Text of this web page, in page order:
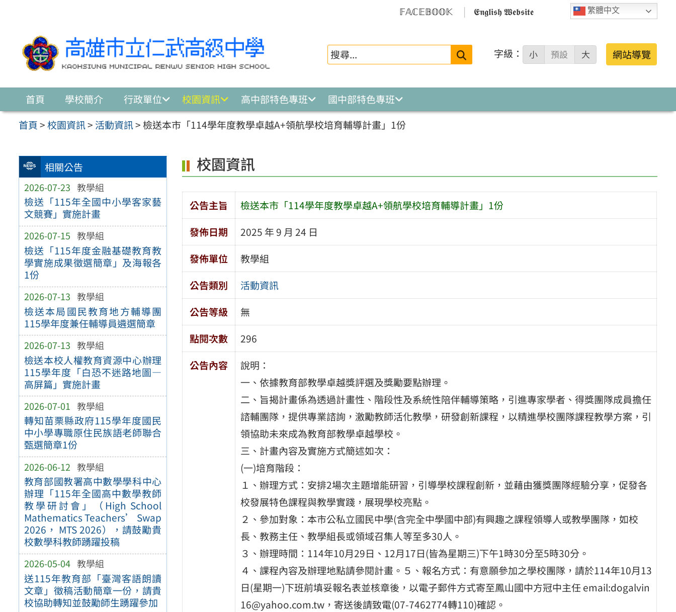
繁體中文
𝔽𝔸ℂ𝔼𝔹𝕆𝕆𝕂 𝕰𝖓𝖌𝖑𝖎𝖘𝖍 𝖂𝖊𝖇𝖘𝖎𝖙𝖊
搜
字級： 小 預設 大 網站導覽
首頁 學校簡介 行政單位 校園資訊 高中部特色專班
國中部特色專班
首頁>校園資訊> 活動資訊> 檢送本市「114學年度教學卓越A+領航學校培育輔導計畫」1份
相關公告
2026-07-23 教學組
檢送「115年全國中小學客家藝
文競賽」實施計畫
2026-07-15 教學組
檢送「115年度金融基礎教育教
學實施成果徵選簡章」及海報各
1份
2026-07-13 教學組
檢送本局國民教育地方輔導團
115學年度兼任輔導員遴選簡章
2026-07-13 教學組
檢送本校人權教育資源中心辦理
115學年度「白恐不迷路地圖—
高屏篇」實施計畫
2026-07-01 教學組
轉知苗栗縣政府115學年度國民
中小學專職原住民族語老師聯合
甄選簡章1份
2026-06-12 教學組
教育部國教署高中數學學科中心
辦理「115年全國高中數學教師
教學研討會」（High School
Mathematics Teachers’ Swap
2026， MTS 2026），請鼓勵貴
校數學科教師踴躍投稿
2026-05-04 教學組
送115年教育部「臺灣客語朗讀
文章」徵稿活動簡章一份，請貴
校協助轉知並鼓勵師生踴躍參加
校園資訊
公告主旨
檢送本市「114學年度教學卓越A+領航學校培育輔導計畫」1份
發佈日期
2025 年 9 月 24 日
發佈單位
教學組
公告類別
活動資訊
公告等級
無
點閱次數
296
公告內容
說明：
一、依據教育部教學卓越獎評選及獎勵要點辦理。
二、旨揭計畫係為透過計畫性、階段性及系統性陪伴輔導策略，引進專家學者、得獎團隊成員擔任
諮輔團隊，提供專業諮詢，激勵教師活化教學，研發創新課程，以精進學校團隊課程教學方案，引
領協助未來成為教育部教學卓越學校。
三、計畫內容及實施方式簡述如次：
(一)培育階段：
１、辦理方式：安排2場次主題增能研習，引導學校課程創新，並藉由獲獎團隊經驗分享，促發各
校發展特色課程與教學實踐，展現學校亮點。
２、參加對象：本市公私立國民中學(含完全中學國中部)有興趣之課程領導人或教學團隊，如校
長、教務主任、教學組長或領域召集人等至多30人。
３、辦理時間：114年10月29日、12月17日(皆為星期三)下午1時30分至5時30分。
４、課程內容及辦理地點請參閱計畫。５、報名方式：有意願參加之學校團隊，請於114年10月13
日(星期一)下班前填妥報名表並核章後，以電子郵件方式寄至鳳山國中方冠中主任 email:dogalvin
16@yahoo.com.tw，寄送後請致電(07-7462774轉110)確認。